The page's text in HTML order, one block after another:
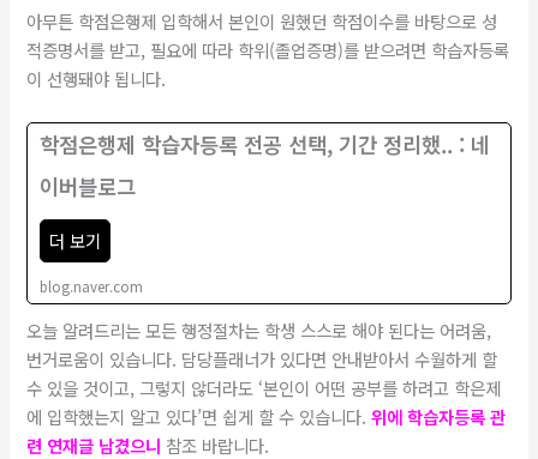
​아무튼 학점은행제 입학해서 본인이 원했던 학점이수를 바탕으로 성
적증명서를 받고, 필요에 따라 학위(졸업증명)를 받으려면 학습자등록
이 선행돼야 됩니다.
학점은행제 학습자등록 전공 선택, 기간 정리했.. : 네
이버블로그
더 보기
blog.naver.com
오늘 알려드리는 모든 행정절차는 학생 스스로 해야 된다는 어려움,
번거로움이 있습니다. 담당플래너가 있다면 안내받아서 수월하게 할
수 있을 것이고, 그렇지 않더라도 ‘본인이 어떤 공부를 하려고 학은제
에 입학했는지 알고 있다’면 쉽게 할 수 있습니다. 위에 학습자등록 관
련 연재글 남겼으니 참조 바랍니다.